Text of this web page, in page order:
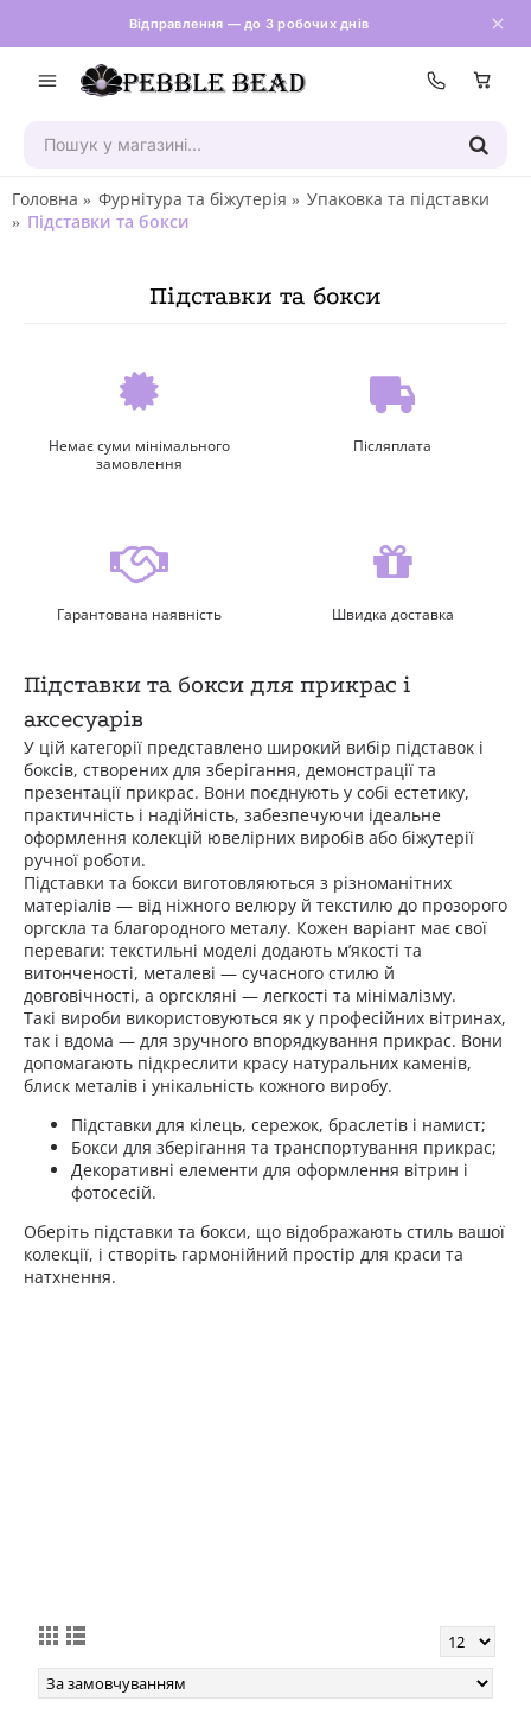
Відправлення — до 3 робочих днів
Головна Фурнітура та біжутерія
Упаковка та підставки
Підставки та бокси
Підставки та бокси
Немає суми мінімального
замовлення
Післяплата
Гарантована наявність Швидка доставка
Підставки та бокси для прикрас і
аксесуарів
У цій категорії представлено широкий вибір підставок і
боксів, створених для зберігання, демонстрації та
презентації прикрас. Вони поєднують у собі естетику,
практичність і надійність, забезпечуючи ідеальне
оформлення колекцій ювелірних виробів або біжутерії
ручної роботи.
Підставки та бокси виготовляються з різноманітних
матеріалів — від ніжного велюру й текстилю до прозорого
оргскла та благородного металу. Кожен варіант має свої
переваги: текстильні моделі додають м’якості та
витонченості, металеві — сучасного стилю й
довговічності, а оргскляні — легкості та мінімалізму.
Такі вироби використовуються як у професійних вітринах,
так і вдома — для зручного впорядкування прикрас. Вони
допомагають підкреслити красу натуральних каменів,
блиск металів і унікальність кожного виробу.
Підставки для кілець, сережок, браслетів і намист;
Бокси для зберігання та транспортування прикрас;
Декоративні елементи для оформлення вітрин і
фотосесій.
Оберіть підставки та бокси, що відображають стиль вашої
колекції, і створіть гармонійний простір для краси та
натхнення.